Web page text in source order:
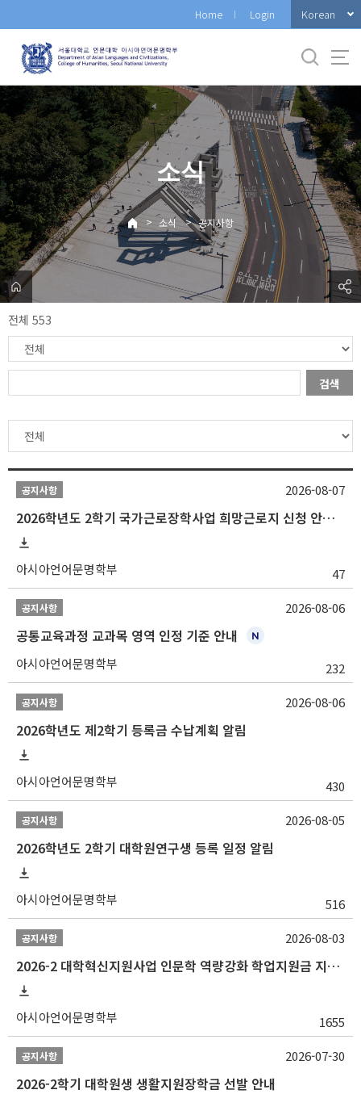
로
메
뉴
Home Login Korean
소식
> 소식 > 공지사항
전체 553
검색
공지사항
2026학년도 2학기 국가근로장학사업 희망근로지 신청 안내
아시아언어문명학부 47
2026-08-07
공지사항
공통교육과정 교과목 영역 인정 기준 안내
아시아언어문명학부 232
2026-08-06
공지사항
2026학년도 제2학기 등록금 수납계획 알림
아시아언어문명학부 430
2026-08-06
공지사항
2026학년도 2학기 대학원연구생 등록 일정 알림
아시아언어문명학부 516
2026-08-05
공지사항
2026-2 대학혁신지원사업 인문학 역량강화 학업지원금 지원 선발 안내 (학/석/박사)
아시아언어문명학부 1655
2026-08-03
공지사항
2026-2학기 대학원생 생활지원장학금 선발 안내
2026-07-30